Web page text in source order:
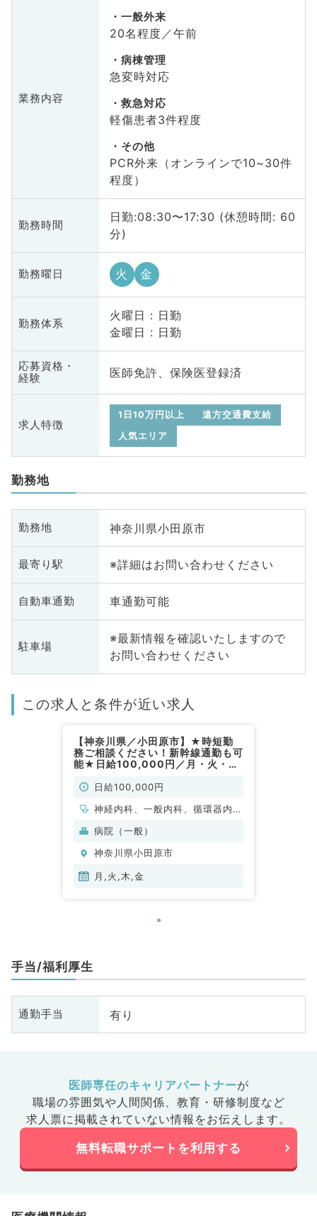
業務内容
一般外来
20名程度／午前
病棟管理
急変時対応
救急対応
軽傷患者3件程度
その他
PCR外来（オンラインで10~30件
程度）
勤務時間
日勤:08:30〜17:30 (休憩時間: 60
分)
勤務曜日 火 金
勤務体系
火曜日 : 日勤
金曜日 : 日勤
応募資格・
経験
医師免許、保険医登録済
求人特徴
1日10万円以上
遠方交通費支給
人気エリア
勤務地
勤務地 神奈川県小田原市
最寄り駅 ※詳細はお問い合わせください
自動車通勤 車通勤可能
駐車場
※最新情報を確認いたしますので
お問い合わせください
この求人と条件が近い求人
【神奈川県／小田原市】★時短勤
務ご相談ください！新幹線通勤も可
能★日給100,000円／月・火・
◎（内科系／非常勤）
日給100,000円
神経内科、一般内科、循環器内
科、呼吸器内科、消化器内科、内
内科、血液内科、膠原病科
病院（一般）
神奈川県小田原市
月,火,木,金
手当/福利厚生
通勤手当 有り
医師専任のキャリアパートナーが
職場の雰囲気や人間関係、 教育・研修制度など
求人票に掲載されていない情報をお伝えします。
無料転職サポートを利用する